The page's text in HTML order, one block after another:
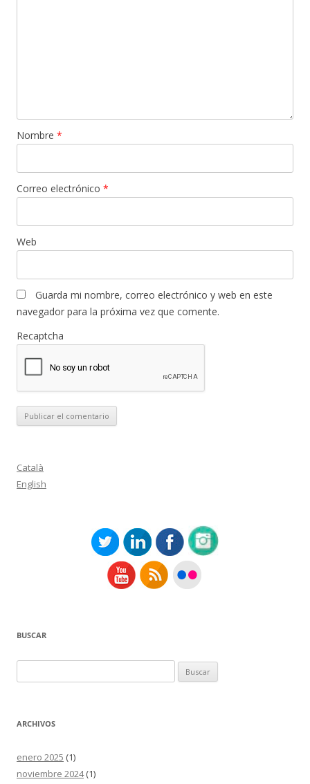
Nombre *
Correo electrónico *
Web
Guarda mi nombre, correo electrónico y web en este
navegador para la próxima vez que comente.
Recaptcha
Català
English
BUSCAR
ARCHIVOS
enero 2025 (1)
noviembre 2024(1)